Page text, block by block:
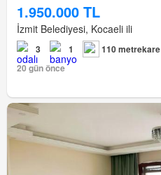
1.950.000 TL
İzmit Belediyesi, Kocaeli ili
3 1
110 metrekare
20 gün önce